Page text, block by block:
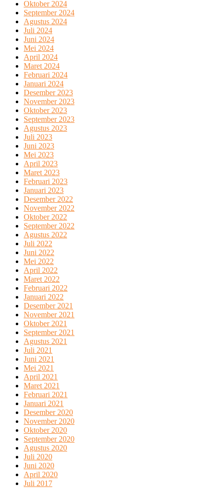
Oktober 2024
September 2024
Agustus 2024
Juli 2024
Juni 2024
Mei 2024
April 2024
Maret 2024
Februari 2024
Januari 2024
Desember 2023
November 2023
Oktober 2023
September 2023
Agustus 2023
Juli 2023
Juni 2023
Mei 2023
April 2023
Maret 2023
Februari 2023
Januari 2023
Desember 2022
November 2022
Oktober 2022
September 2022
Agustus 2022
Juli 2022
Juni 2022
Mei 2022
April 2022
Maret 2022
Februari 2022
Januari 2022
Desember 2021
November 2021
Oktober 2021
September 2021
Agustus 2021
Juli 2021
Juni 2021
Mei 2021
April 2021
Maret 2021
Februari 2021
Januari 2021
Desember 2020
November 2020
Oktober 2020
September 2020
Agustus 2020
Juli 2020
Juni 2020
April 2020
Juli 2017